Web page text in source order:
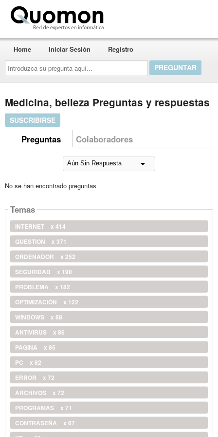
Introduzca
su
pregunta
aquí...
Home Iniciar Sesión Registro
Medicina, belleza Preguntas y respuestas
SUSCRIBIRSE
Preguntas Colaboradores
No se han encontrado preguntas
Temas
INTERNET
x 414
QUESTION
x 371
ORDENADOR
x 252
SEGURIDAD
x 190
PROBLEMA
x 182
OPTIMIZACIÓN
x 122
WINDOWS
x 88
ANTIVIRUS
x 86
PAGINA
x 85
PC
x 82
ERROR
x 72
ARCHIVOS
x 72
PROGRAMAS
x 71
CONTRASEÑA
x 67